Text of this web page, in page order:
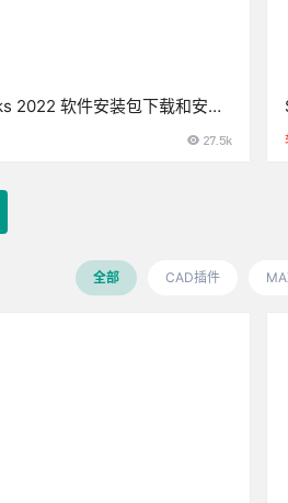
2022 软件安装包下载和安装
27.5k
全部 CAD插件